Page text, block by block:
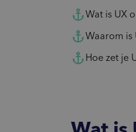
Wat is UX
Waarom is
Hoe zet je